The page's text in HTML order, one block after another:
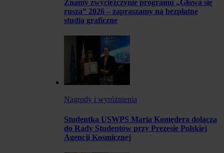
Znamy zwyciężczynie programu „Głowa się
rusza” 2026 – zapraszamy na bezpłatne
studia graficzne
Nagrody i wyróżnienia
Studentka USWPS Maria Komędera dołącza
do Rady Studentów przy Prezesie Polskiej
Agencji Kosmicznej